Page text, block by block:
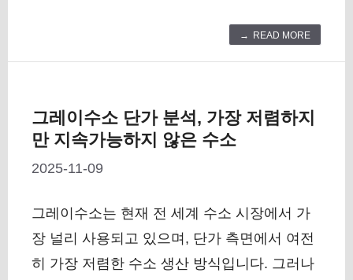
READ MORE
그레이수소 단가 분석, 가장 저렴하지
만 지속가능하지 않은 수소
2025-11-09
그레이수소는 현재 전 세계 수소 시장에서 가
장 널리 사용되고 있으며, 단가 측면에서 여전
히 가장 저렴한 수소 생산 방식입니다. 그러나